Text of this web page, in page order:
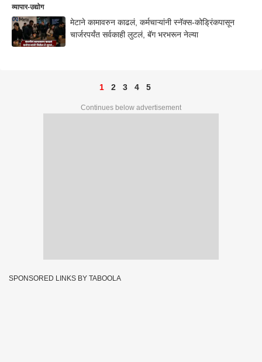
व्यापार-उद्योग
मेटाने कामावरुन काढलं, कर्मचाऱ्यांनी स्नॅक्स-कोड्रिंकपासून
चार्जरपर्यंत सर्वकाही लुटलं, बॅग भरभरून नेल्या
1 2 3 4 5
Continues below advertisement
SPONSORED LINKS BY TABOOLA